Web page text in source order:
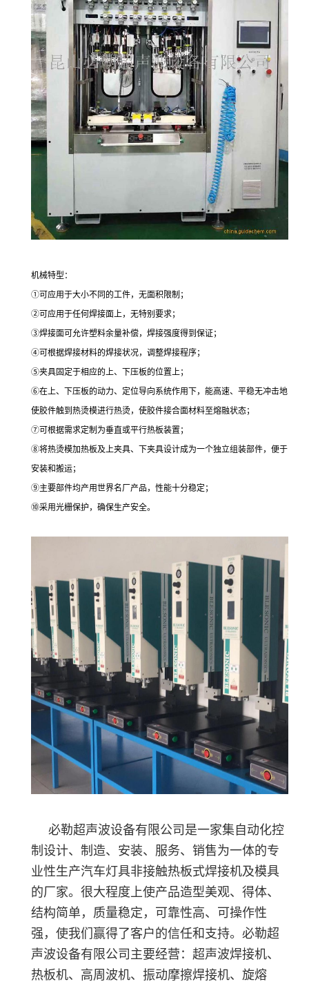
机械特型：
①可应用于大小不同的工件，无面积限制；
②可应用于任何焊接面上，无特别要求；
③焊接面可允许塑料余量补偿，焊接强度得到保证；
④可根据焊接材料的焊接状况，调整焊接程序；
⑤夹具固定于相应的上、下压板的位置上；
⑥在上、下压板的动力、定位导向系统作用下，能高速、平稳无冲击地
使胶件触到热烫模进行热烫，使胶件接合面材料至熔融状态；
⑦可根据需求定制为垂直或平行热板装置；
⑧将热烫模加热板及上夹具、下夹具设计成为一个独立组装部件，便于
安装和搬运；
⑨主要部件均产用世界名厂产品，性能十分稳定；
⑩采用光栅保护，确保生产安全。
必勒超声波设备有限公司是一家集自动化控
制设计、制造、安装、服务、销售为一体的专
业性生产汽车灯具非接触热板式焊接机及模具
的厂家。很大程度上使产品造型美观、得体、
结构简单，质量稳定，可靠性高、可操作性
强，使我们赢得了客户的信任和支持。必勒超
声波设备有限公司主要经营：超声波焊接机、
热板机、高周波机、振动摩擦焊接机、旋熔